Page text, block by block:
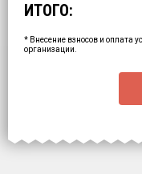
Промежуточный
Ваша персональна
ИТОГО:
* Внесение взносов и оплата
организации.